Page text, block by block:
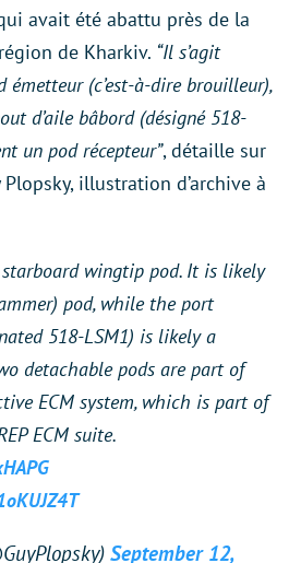
avait été abattu près de la
de Kharkiv. “Il s’agit
émetteur (c’est-à-dire brouilleur),
d’aile bâbord (désigné 518-
un pod récepteur”, détaille sur
Plopsky, illustration d’archive à
wingtip pod. It is likely
pod, while the port
518-LSM1) is likely a
detachable pods are part of
ECM system, which is part of
ECM suite.
September 12,